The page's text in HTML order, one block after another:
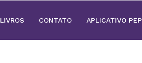
LIVROS CONTATO APLICATIVO PEP